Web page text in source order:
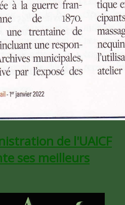
de l'UAICF
ses meilleurs